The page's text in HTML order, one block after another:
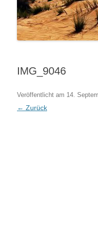
IMG_9046
Veröffentlicht am 14.
← Zurück